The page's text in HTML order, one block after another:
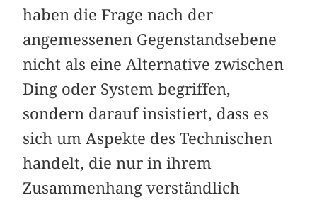
haben die Frage nach der
angemessenen Gegenstandsebene
nicht als eine Alternative zwischen
Ding oder System begriffen,
sondern darauf insistiert, dass es
sich um Aspekte des Technischen
handelt, die nur in ihrem
Zusammenhang verständlich